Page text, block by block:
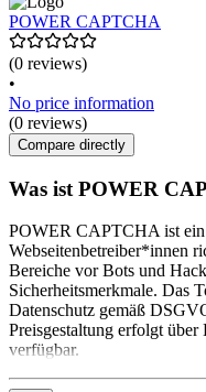
POWER CAPTCHA
(0 reviews)
•
No price information
(0 reviews)
Compare directly
Was ist POWER
POWER CAPTCHA ist ein
Webseitenbetreiber*innen
Bereiche vor Bots und
Sicherheitsmerkmale. Das
Datenschutz gemäß
Preisgestaltung erfolgt
verfügbar.